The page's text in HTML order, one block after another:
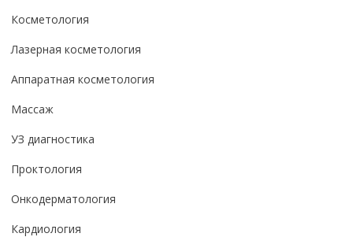
Косметология
Лазерная косметология
Аппаратная косметология
Массаж
УЗ диагностика
Проктология
Онкодерматология
Кардиология